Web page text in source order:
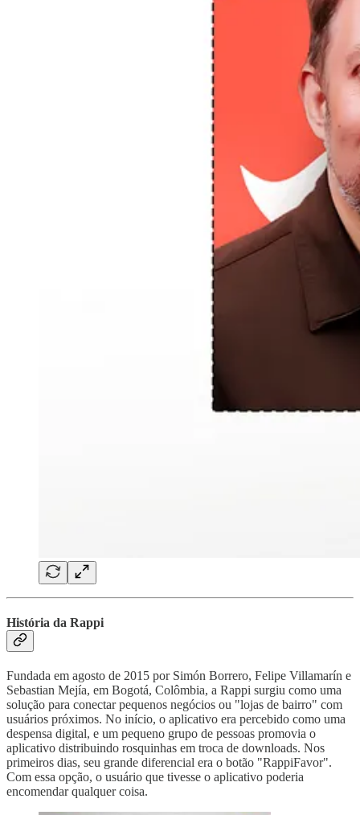
História da Rappi
Fundada em agosto de 2015 por Simón Borrero, Felipe Villamarín e
Sebastian Mejía, em Bogotá, Colômbia, a Rappi surgiu como uma
solução para conectar pequenos negócios ou "lojas de bairro" com
usuários próximos. No início, o aplicativo era percebido como uma
despensa digital, e um pequeno grupo de pessoas promovia o
aplicativo distribuindo rosquinhas em troca de downloads. Nos
primeiros dias, seu grande diferencial era o botão "RappiFavor".
Com essa opção, o usuário que tivesse o aplicativo poderia
encomendar qualquer coisa.